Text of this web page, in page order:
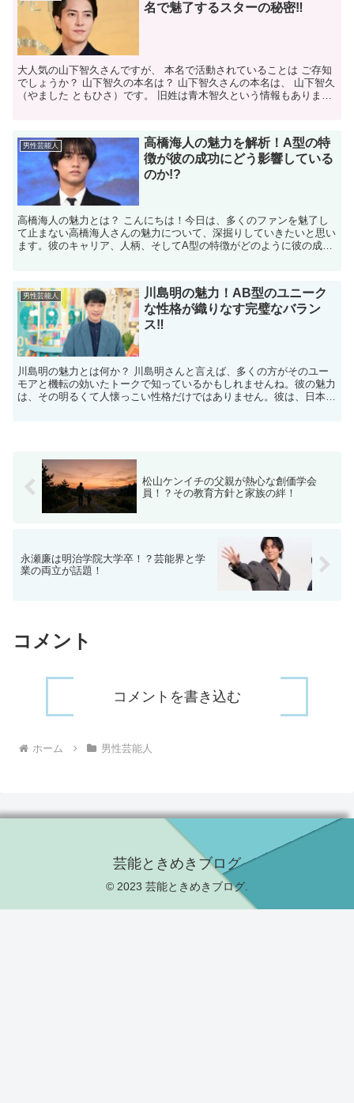
名で魅了するスターの秘密‼
大人気の山下智久さんですが、 本名で活動されていることは ご存知
でしょうか？ 山下智久の本名は？ 山下智久さんの本名は、 山下智久
（やました ともひさ）です。 旧姓は青木智久という情報もあります
男性芸能人
高橋海人の魅力を解析！A型の特
徴が彼の成功にどう影響している
のか!?
高橋海人の魅力とは？ こんにちは！今日は、多くのファンを魅了し
て止まない高橋海人さんの魅力について、深掘りしていきたいと思い
ます。彼のキャリア、人柄、そしてA型の特徴がどのように彼の成功
男性芸能人
川島明の魅力！AB型のユニーク
な性格が織りなす完璧なバラン
ス‼
川島明の魅力とは何か？ 川島明さんと言えば、多くの方がそのユー
モアと機転の効いたトークで知っているかもしれませんね。彼の魅力
は、その明るくて人懐っこい性格だけではありません。彼は、日本の
松山ケンイチの父親が熱心な創価学会
員！？その教育方針と家族の絆！
永瀬廉は明治学院大学卒！？芸能界と学
業の両立が話題！
コメント
コメントを書き込む
ホーム 男性芸能人
芸能ときめきブログ
© 2023 芸能ときめきブログ.